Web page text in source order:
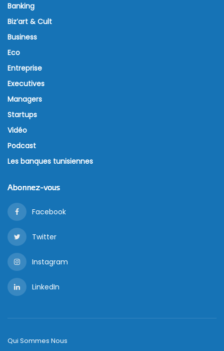
Banking
Biz’art & Cult
Business
Eco
Entreprise
Executives
Managers
Startups
Vidéo
Podcast
Les banques tunisiennes
Abonnez-vous
Facebook
Twitter
Instagram
LinkedIn
Qui Sommes Nous